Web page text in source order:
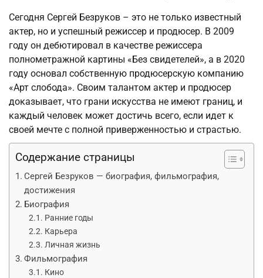
Сегодня Сергей Безруков – это не только известный
актер, но и успешный режиссер и продюсер. В 2009
году он дебютировал в качестве режиссера
полнометражной картины «Без свидетелей», а в 2020
году основал собственную продюсерскую компанию
«Арт слобода». Своим талантом актер и продюсер
доказывает, что грани искусства не имеют границ, и
каждый человек может достичь всего, если идет к
своей мечте с полной приверженностью и страстью.
Содержание страницы
Сергей Безруков — биография, фильмография,
достижения
Биография
Ранние годы
Карьера
Личная жизнь
Фильмография
Кино